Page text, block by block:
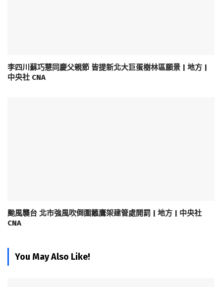
李四川蘇巧慧同慶父親節 皆提新北大巨蛋樹林區願景 | 地方 |
中央社 CNA
颱風襲台 北市強風吹倒圍籬鷹架建管處開罰 | 地方 | 中央社
CNA
You May Also Like!